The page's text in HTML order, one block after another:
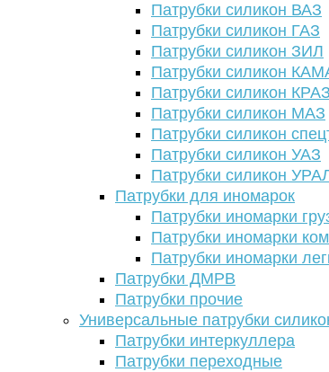
Патрубки силикон ВАЗ
Патрубки силикон ГАЗ
Патрубки силикон ЗИЛ
Патрубки силикон
Патрубки силикон КРАЗ
Патрубки силикон МАЗ
Патрубки силикон
Патрубки силикон УАЗ
Патрубки силикон
Патрубки для иномарок
Патрубки иномарки
Патрубки иномарки
Патрубки иномарки
Патрубки ДМРВ
Патрубки прочие
Универсальные патрубки
Патрубки интеркуллера
Патрубки переходные